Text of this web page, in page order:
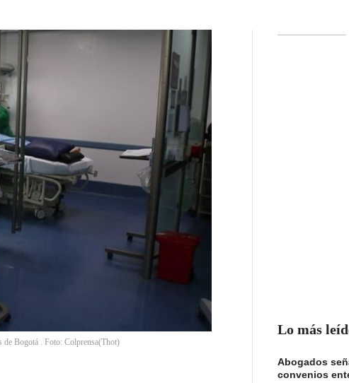
de Bogotá . Foto: Colprensa(Thot)
Lo más
Abogados
convenios